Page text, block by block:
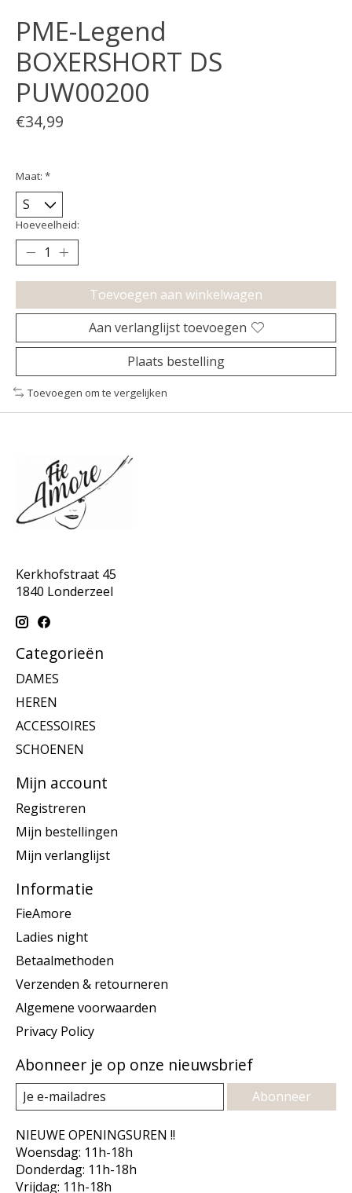
PME-Legend
BOXERSHORT DS
PUW00200
€34,99
Maat: *
Hoeveelheid:
Toevoegen aan winkelwagen
Aan verlanglijst toevoegen
Plaats bestelling
Toevoegen om te vergelijken
Kerkhofstraat 45
1840 Londerzeel
Categorieën
DAMES
HEREN
ACCESSOIRES
SCHOENEN
Mijn account
Registreren
Mijn bestellingen
Mijn verlanglijst
Informatie
FieAmore
Ladies night
Betaalmethoden
Verzenden & retourneren
Algemene voorwaarden
Privacy Policy
Abonneer je op onze nieuwsbrief
Abonneer
NIEUWE OPENINGSUREN !!
Woensdag: 11h-18h
Donderdag: 11h-18h
Vrijdag: 11h-18h